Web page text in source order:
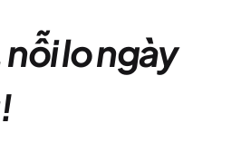
lo ngày